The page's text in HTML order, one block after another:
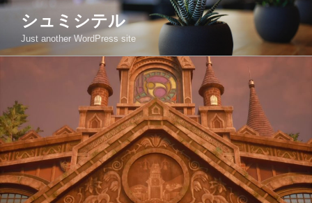
コ
ン
ス
キ
ッ
プ
シュミシテル
Just another WordPress site